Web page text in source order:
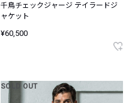
千鳥チェックジャージ テイラードジ
ャケット
¥60,500
SOLD OUT